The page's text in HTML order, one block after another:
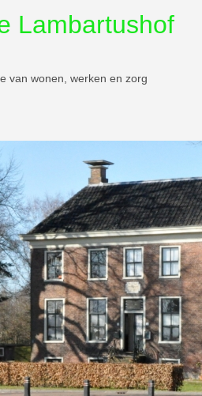
Lambartushof
van wonen, werken en zorg